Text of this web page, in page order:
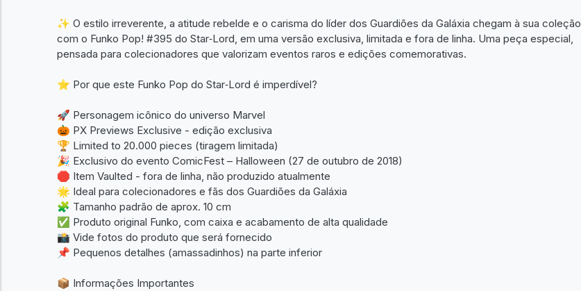
✨ O estilo irreverente, a atitude rebelde e o carisma do líder dos Guardiões da Galáxia chegam à sua coleção
com o Funko Pop! #395 do Star‑Lord, em uma versão exclusiva, limitada e fora de linha. Uma peça especial,
pensada para colecionadores que valorizam eventos raros e edições comemorativas.
⭐ Por que este Funko Pop do Star‑Lord é imperdível?
🚀 Personagem icônico do universo Marvel
🎃 PX Previews Exclusive - edição exclusiva
🏆 Limited to 20.000 pieces (tiragem limitada)
🎉 Exclusivo do evento ComicFest – Halloween (27 de outubro de 2018)
🛑 Item Vaulted - fora de linha, não produzido atualmente
🌟 Ideal para colecionadores e fãs dos Guardiões da Galáxia
🧩 Tamanho padrão de aprox. 10 cm
✅ Produto original Funko, com caixa e acabamento de alta qualidade
📸 Vide fotos do produto que será fornecido
📌 Pequenos detalhes (amassadinhos) na parte inferior
📦 Informações Importantes